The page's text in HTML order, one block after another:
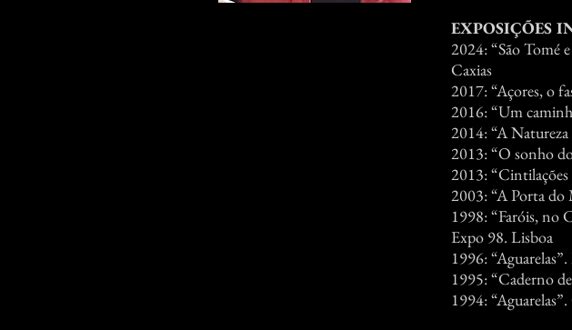
EXPOSIÇÕES
2024: “São Tomé
Caxias
2017: “Açores, o
2016: “Um
2014: “A
2013: “O sonho
2013:
2003: “A Porta do
1998: “Faróis, no
Expo 98. Lisboa
1996:
1995: “Caderno
1994: